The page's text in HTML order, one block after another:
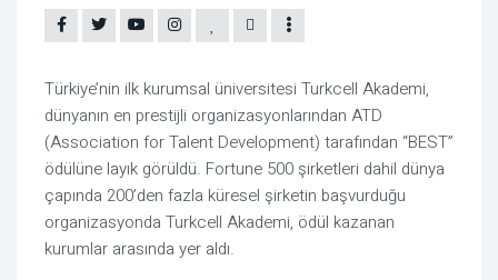
Türkiye’nin ilk kurumsal üniversitesi Turkcell Akademi,
dünyanın en prestijli organizasyonlarından ATD
(Association for Talent Development) tarafından “BEST”
ödülüne layık görüldü. Fortune 500 şirketleri dahil dünya
çapında 200’den fazla küresel şirketin başvurduğu
organizasyonda Turkcell Akademi, ödül kazanan
kurumlar arasında yer aldı.